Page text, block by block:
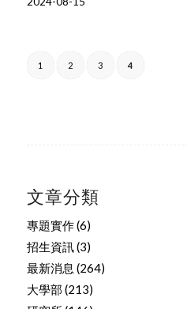
1 2 3 4
文章分類
專題實作(6)
招生資訊(3)
最新消息 (264)
大學部 (213)